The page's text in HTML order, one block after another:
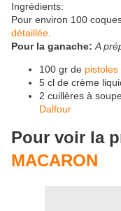
Ingrédients:
Pour environ 100
détaillée
Pour la ganache: A
100 gr de pistoles
5 cl de crème
2 cuillères à
Dalfour
Pour voir la
MACARON